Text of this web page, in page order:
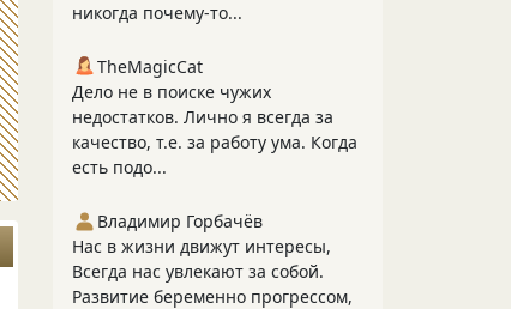
никогда почему-то...
TheMagicCat
Дело не в поиске чужих
недостатков. Лично я всегда за
качество, т.е. за работу ума. Когда
есть подо...
Владимир Горбачёв
Нас в жизни движут интересы,
Всегда нас увлекают за собой.
Развитие беременно прогрессом,